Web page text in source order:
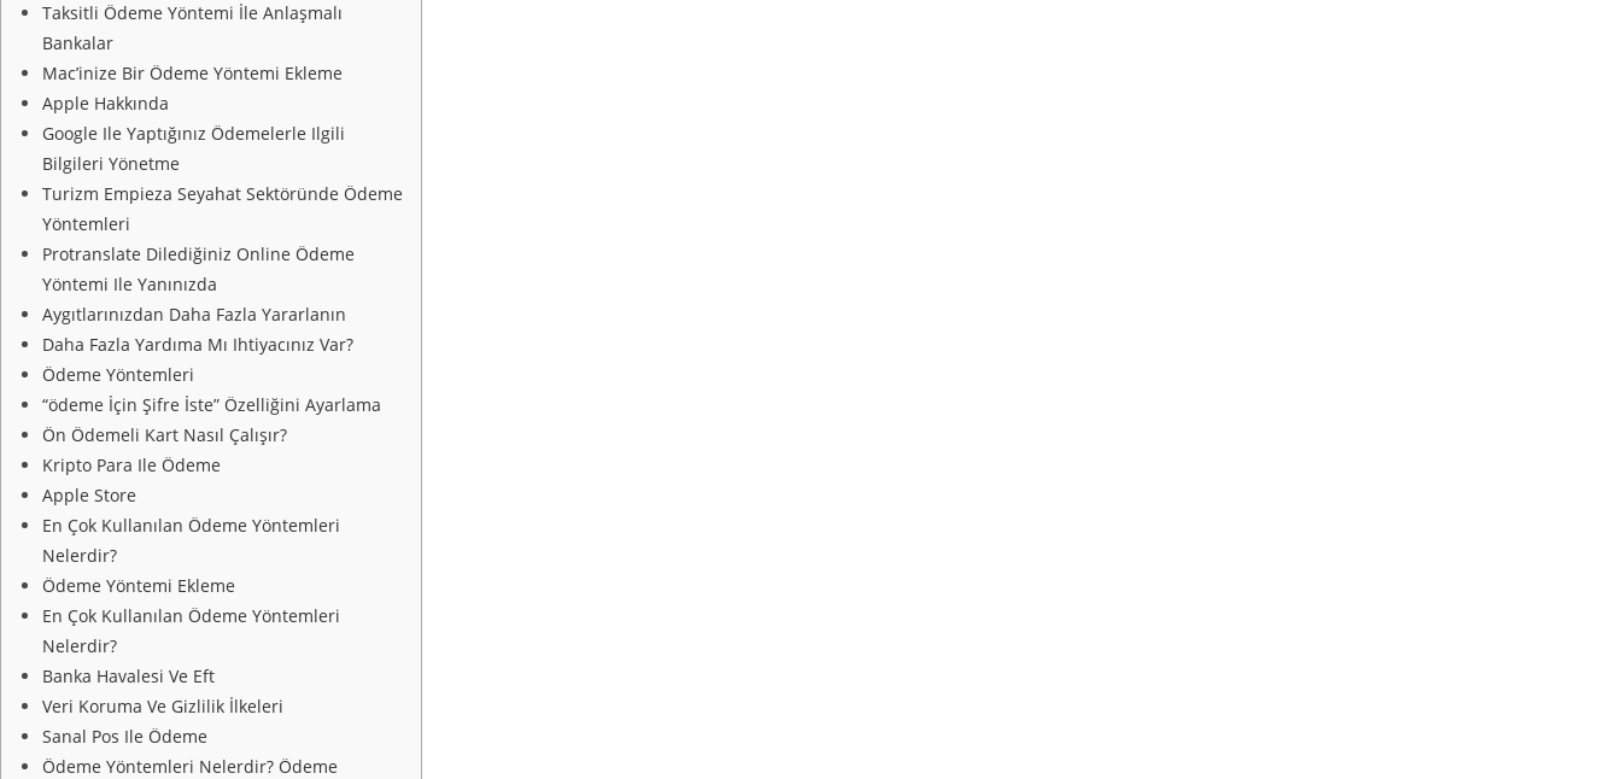
Taksitli Ödeme Yöntemi İle Anlaşmalı
Bankalar
Mac’inize Bir Ödeme Yöntemi Ekleme
Apple Hakkında
Google Ile Yaptığınız Ödemelerle Ilgili
Bilgileri Yönetme
Turizm Empieza Seyahat Sektöründe Ödeme
Yöntemleri
Protranslate Dilediğiniz Online Ödeme
Yöntemi Ile Yanınızda
Aygıtlarınızdan Daha Fazla Yararlanın
Daha Fazla Yardıma Mı Ihtiyacınız Var?
Ödeme Yöntemleri
“ödeme İçin Şifre İste” Özelliğini Ayarlama
Ön Ödemeli Kart Nasıl Çalışır?
Kripto Para Ile Ödeme
Apple Store
En Çok Kullanılan Ödeme Yöntemleri
Nelerdir?
Ödeme Yöntemi Ekleme
En Çok Kullanılan Ödeme Yöntemleri
Nelerdir?
Banka Havalesi Ve Eft
Veri Koruma Ve Gizlilik İlkeleri
Sanal Pos Ile Ödeme
Ödeme Yöntemleri Nelerdir? Ödeme